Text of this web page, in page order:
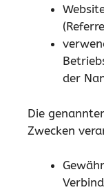
der
Die
Zwecken